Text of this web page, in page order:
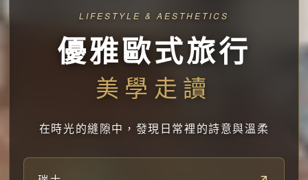
LIFESTYLE & AESTHETICS
優雅歐式旅行
美學走讀
在時光的縫隙中，發現日常裡的詩意與溫柔